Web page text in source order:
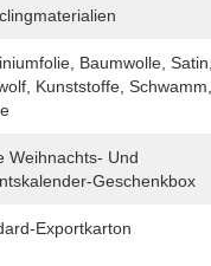
Baumwolle, Satin,
Kunststoffe, Schwamm,
Weihnachts- Und
Geschenkbox
Exportkarton